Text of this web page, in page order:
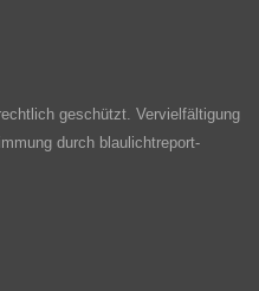
geschützt. Vervielfältigung
durch blaulichtreport-